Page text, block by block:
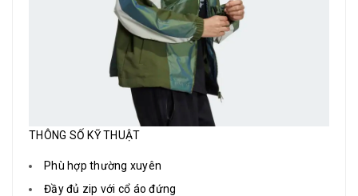
THÔNG SỐ KỸ THUẬT
Phù hợp thường xuyên
Đầy đủ zip với cổ áo đứng